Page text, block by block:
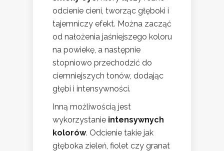
odcienie cieni, tworząc głęboki i
tajemniczy efekt. Można zacząć
od nałożenia jaśniejszego koloru
na powiekę, a następnie
stopniowo przechodzić do
ciemniejszych tonów, dodając
głębi i intensywności.
Inną możliwością jest
wykorzystanie intensywnych
kolorów. Odcienie takie jak
głęboka zieleń, fiolet czy granat